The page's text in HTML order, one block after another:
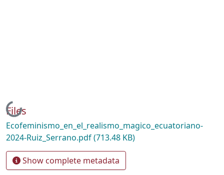
Loading...
Files
Ecofeminismo_en_el_realismo_magico_ecuatoriano-
2024-Ruiz_Serrano.pdf(713.48 KB)
Show complete metadata